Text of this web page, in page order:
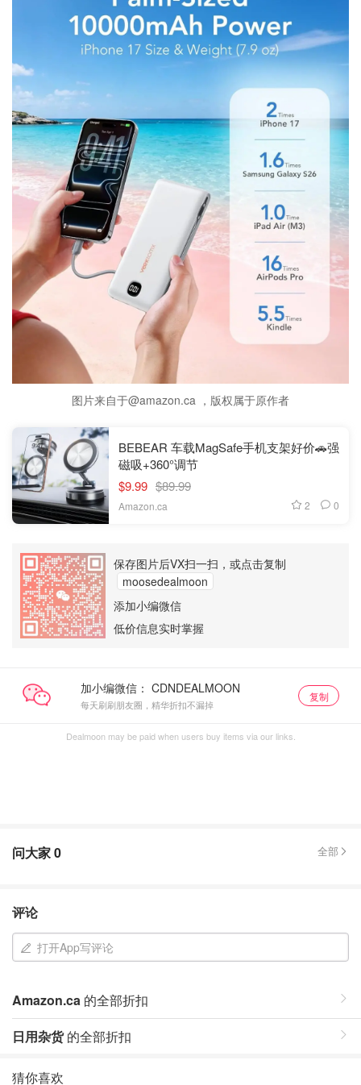
图片来自于@amazon.ca ，版权属于原作者
BEBEAR 车载MagSafe手机支架好价🚗强
磁吸+360°调节
$9.99 $89.99
Amazon.ca 2 0
保存图片后VX扫一扫，或点击复制
moosedealmoon
添加小编微信
低价信息实时掌握
加小编微信：
每天刷刷朋友圈，精华折扣不漏掉
复制
Dealmoon may be paid when users buy items via our links.
问大家0 全部
评论
打开App写评论
Amazon.ca 的全部折扣
日用杂货的全部折扣
猜你喜欢